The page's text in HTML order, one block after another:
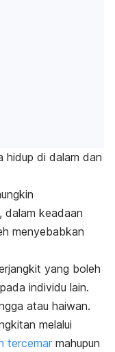
hidup di dalam dan
dalam keadaan
menyebabkan
yang boleh
individu lain.
atau haiwan.
melalui
tercemar mahupun